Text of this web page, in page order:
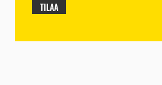
TILAA